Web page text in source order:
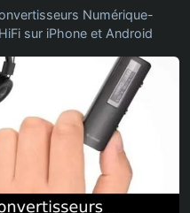
Numérique-
sur iPhone et Android